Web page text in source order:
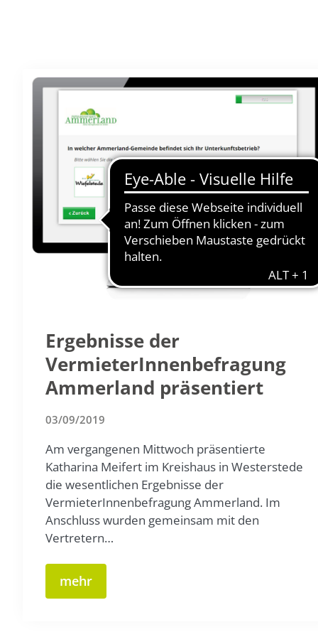
Ergebnisse der
VermieterInnenbefragung
Ammerland präsentiert
03/09/2019
Am vergangenen Mittwoch präsentierte
Katharina Meifert im Kreishaus in Westerstede
die wesentlichen Ergebnisse der
VermieterInnenbefragung Ammerland. Im
Anschluss wurden gemeinsam mit den
Vertretern…
mehr